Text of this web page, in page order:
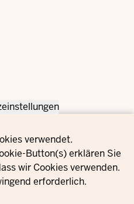
verwendet.
Button(s) erklären Sie
wir Cookies verwenden.
erforderlich.